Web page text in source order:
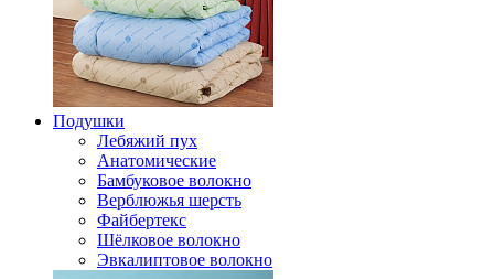
Подушки
Лебяжий пух
Анатомические
Бамбуковое волокно
Верблюжья шерсть
Файбертекс
Шёлковое волокно
Эвкалиптовое волокно